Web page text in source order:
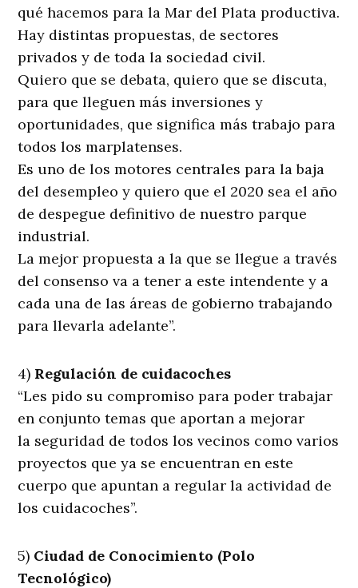
qué hacemos para la Mar del Plata productiva.
Hay distintas propuestas, de sectores
privados y de toda la sociedad civil.
Quiero que se debata, quiero que se discuta,
para que lleguen más inversiones y
oportunidades, que significa más trabajo para
todos los marplatenses.
Es uno de los motores centrales para la baja
del desempleo y quiero que el 2020 sea el año
de despegue definitivo de nuestro parque
industrial.
La mejor propuesta a la que se llegue a través
del consenso va a tener a este intendente y a
cada una de las áreas de gobierno trabajando
para llevarla adelante”.
4) Regulación de cuidacoches
“Les pido su compromiso para poder trabajar
en conjunto temas que aportan a mejorar
la seguridad de todos los vecinos como varios
proyectos que ya se encuentran en este
cuerpo que apuntan a regular la actividad de
los cuidacoches”.
5) Ciudad de Conocimiento (Polo
Tecnológico)